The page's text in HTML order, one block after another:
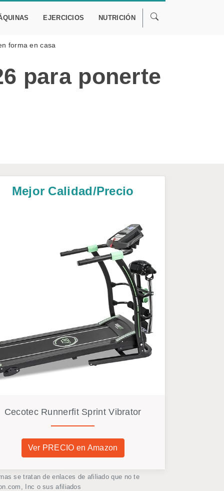
EJERCICIOS NUTRICIÓN
forma en casa
para ponerte
Mejor Calidad/Precio
Cecotec Runnerfit Sprint Vibrator
Ver PRECIO en Amazon
se tratan de enlaces de afiliado que no te
Inc o sus afiliados